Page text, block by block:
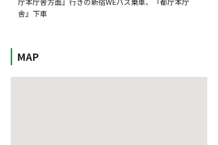
舎』下車
MAP